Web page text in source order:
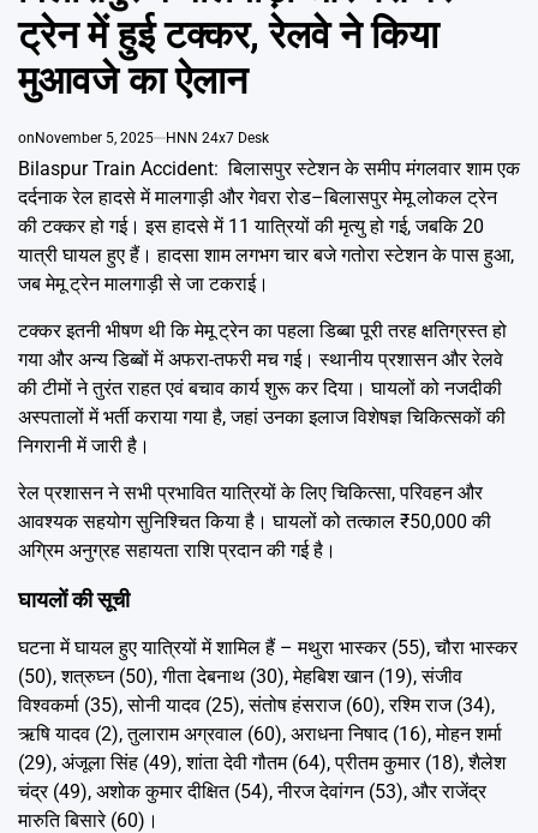
ट्रेन में हुई टक्कर, रेलवे ने किया
मुआवजे का ऐलान
onNovember 5, 2025 HNN 24x7 Desk
Bilaspur Train Accident: बिलासपुर स्टेशन के समीप मंगलवार शाम एक
दर्दनाक रेल हादसे में मालगाड़ी और गेवरा रोड–बिलासपुर मेमू लोकल ट्रेन
की टक्कर हो गई। इस हादसे में 11 यात्रियों की मृत्यु हो गई, जबकि 20
यात्री घायल हुए हैं। हादसा शाम लगभग चार बजे गतोरा स्टेशन के पास हुआ,
जब मेमू ट्रेन मालगाड़ी से जा टकराई।
टक्कर इतनी भीषण थी कि मेमू ट्रेन का पहला डिब्बा पूरी तरह क्षतिग्रस्त हो
गया और अन्य डिब्बों में अफरा-तफरी मच गई। स्थानीय प्रशासन और रेलवे
की टीमों ने तुरंत राहत एवं बचाव कार्य शुरू कर दिया। घायलों को नजदीकी
अस्पतालों में भर्ती कराया गया है, जहां उनका इलाज विशेषज्ञ चिकित्सकों की
निगरानी में जारी है।
रेल प्रशासन ने सभी प्रभावित यात्रियों के लिए चिकित्सा, परिवहन और
आवश्यक सहयोग सुनिश्चित किया है। घायलों को तत्काल ₹50,000 की
अग्रिम अनुग्रह सहायता राशि प्रदान की गई है।
घायलों की सूची
घटना में घायल हुए यात्रियों में शामिल हैं – मथुरा भास्कर (55), चौरा भास्कर
(50), शत्रुघ्न (50), गीता देबनाथ (30), मेहबिश खान (19), संजीव
विश्वकर्मा (35), सोनी यादव (25), संतोष हंसराज (60), रश्मि राज (34),
ऋषि यादव (2), तुलाराम अग्रवाल (60), अराधना निषाद (16), मोहन शर्मा
(29), अंजूला सिंह (49), शांता देवी गौतम (64), प्रीतम कुमार (18), शैलेश
चंद्र (49), अशोक कुमार दीक्षित (54), नीरज देवांगन (53), और राजेंद्र
मारुति बिसारे (60)।